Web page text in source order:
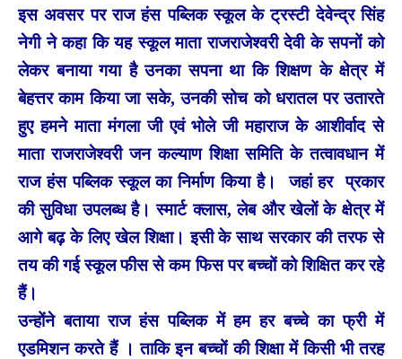
इस अवसर पर राज हंस पब्लिक स्कूल के ट्रस्टी देवेन्द्र सिंह
नेगी ने कहा कि यह स्कूल माता राजराजेश्वरी देवी के सपनों को
लेकर बनाया गया है उनका सपना था कि शिक्षण के क्षेत्र में
बेहत्तर काम किया जा सके, उनकी सोच को धरातल पर उतारते
हुए हमने माता मंगला जी एवं भोले जी महाराज के आशीर्वाद से
माता राजराजेश्वरी जन कल्याण शिक्षा समिति के तत्वावधान में
राज हंस पब्लिक स्कूल का निर्माण किया है। जहां हर प्रकार
की सुविधा उपलब्ध है। स्मार्ट क्लास, लेब और खेलों के क्षेत्र में
आगे बढ़ के लिए खेल शिक्षा। इसी के साथ सरकार की तरफ से
तय की गई स्कूल फीस से कम फिस पर बच्चों को शिक्षित कर रहे
हैं।
उन्होंने बताया राज हंस पब्लिक में हम हर बच्चे का फ्री में
एडमिशन करते हैं । ताकि इन बच्चों की शिक्षा में किसी भी तरह